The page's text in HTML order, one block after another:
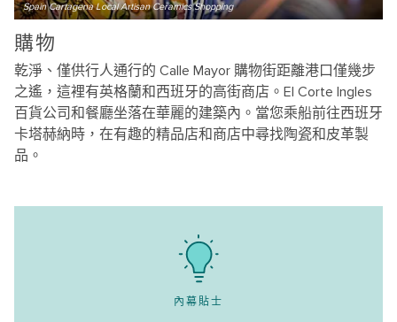
Spain Cartagena Local Artisan Ceramics Shopping
購物
乾淨、僅供行人通行的 Calle Mayor 購物街距離港口僅幾步
之遙，這裡有英格蘭和西班牙的高街商店。El Corte Ingles
百貨公司和餐廳坐落在華麗的建築內。當您乘船前往西班牙
卡塔赫納時，在有趣的精品店和商店中尋找陶瓷和皮革製
品。
內幕貼士